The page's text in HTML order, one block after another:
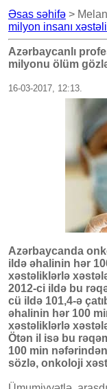
Əsas səhifə >
milyon insanı
Azərbaycanlı
milyonu ölüm
16-03-2017, 12:13.
Azərbaycanda
ildə əhalinin hər
xəstəliklərlə
2012-ci ildə bu
cü ildə 101,4-ə
əhalinin hər 100
xəstəliklərlə
Ötən il isə bu
100 min
sözlə, onkoloji